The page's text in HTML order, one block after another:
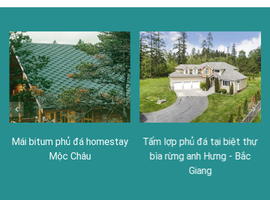
Mái bitum phủ đá homestay
Mộc Châu
Tấm lợp phủ đá tại biệt thự
bìa rừng anh Hưng - Bắc
Giang